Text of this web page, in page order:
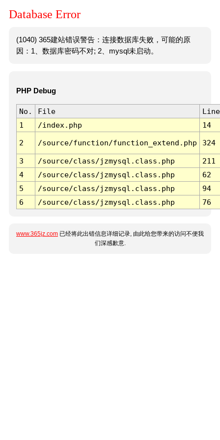
Database Error
(1040) 365建站错误警告：连接数据库失败，可能的原
因：1、数据库密码不对; 2、mysql未启动。
PHP Debug
No. File
Line
1
/index.php 14
2 /source/function/function_extend.php 324
3 /source/class/jzmysql.class.php
211
4
/source/class/jzmysql.class.php
62
5
/source/class/jzmysql.class.php
94
6
/source/class/jzmysql.class.php 76
www.365jz.com 已经将此出错信息详细记录, 由此给您带来的访问不便我
们深感歉意.